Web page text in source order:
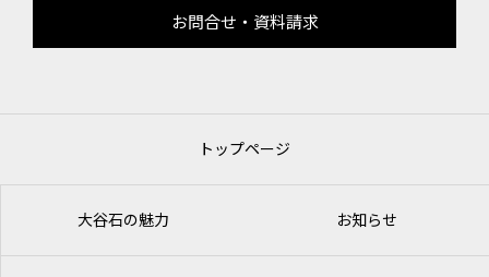
お問合せ・資料請求
トップページ
大谷石の魅力 お知らせ